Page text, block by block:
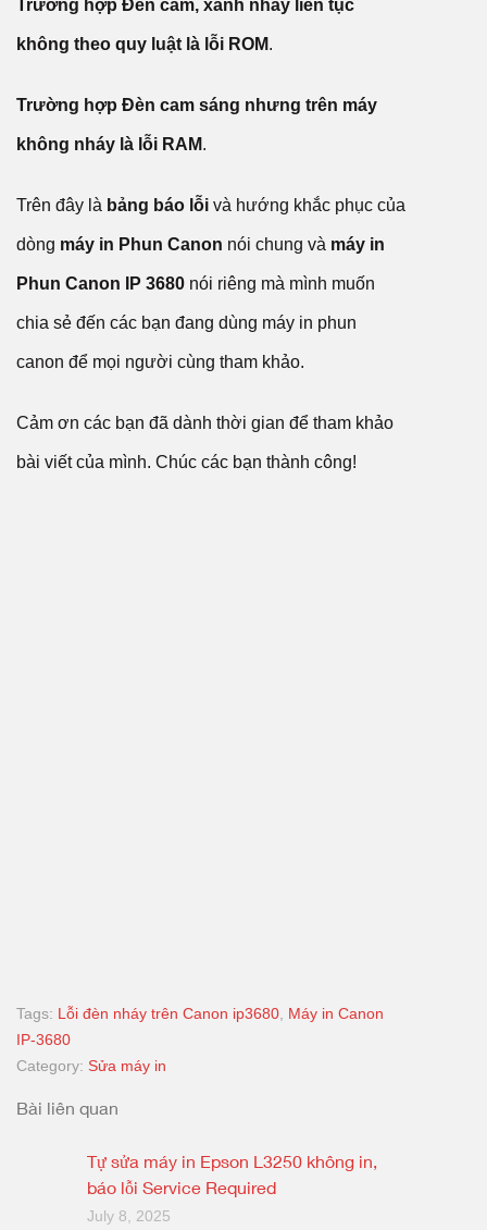
Trường hợp Đèn cam, xanh nháy liên tục
không theo quy luật là lỗi ROM.
Trường hợp Đèn cam sáng nhưng trên máy
không nháy là lỗi RAM.
Trên đây là bảng báo lỗi và hướng khắc phục của
dòng máy in Phun Canon nói chung và máy in
Phun Canon IP 3680 nói riêng mà mình muốn
chia sẻ đến các bạn đang dùng máy in phun
canon để mọi người cùng tham khảo.
Cảm ơn các bạn đã dành thời gian để tham khảo
bài viết của mình. Chúc các bạn thành công!
Tags: Lỗi đèn nháy trên Canon ip3680 Máy in Canon
IP-3680
Category: Sửa máy in
Bài liên quan
Tự sửa máy in Epson L3250 không in,
báo lỗi Service Required
July 8, 2025